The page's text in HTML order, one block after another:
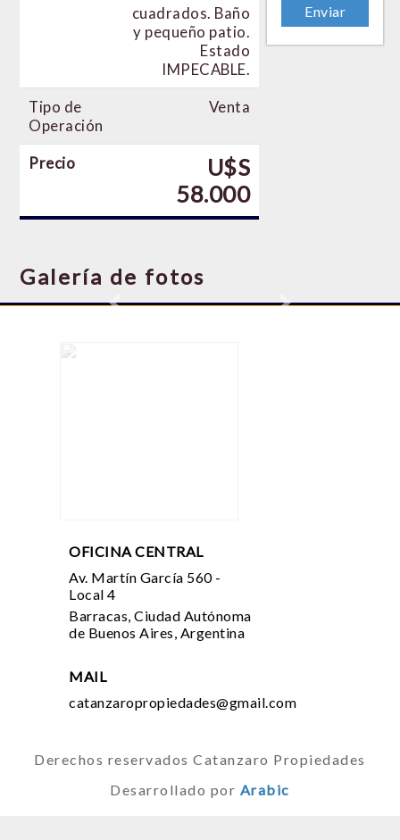
cuadrados. Baño
y pequeño patio.
Estado
IMPECABLE.
Tipo de
Operación
Venta
Precio
U$S
58.000
Galería de fotos
Previous Next
OFICINA CENTRAL
Av. Martín García 560 -
Local 4
Barracas, Ciudad Autónoma
de Buenos Aires, Argentina
MAIL
catanzaropropiedades@gmail.com
Derechos reservados Catanzaro Propiedades
Desarrollado por Arabic